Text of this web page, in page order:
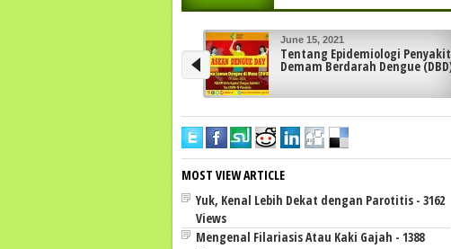
June 8, 2021
Strategi Pengendalian
Penyakit Menular
MOST VIEW ARTICLE
Yuk, Kenal Lebih Dekat dengan Parotitis - 3162
Views
Mengenal Filariasis Atau Kaki Gajah - 1388